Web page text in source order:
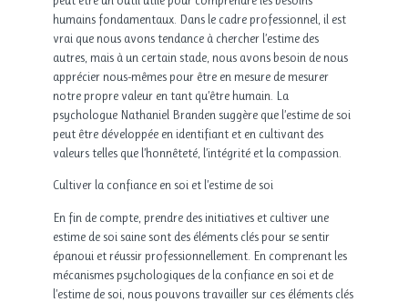
humains fondamentaux. Dans le cadre professionnel, il est
vrai que nous avons tendance à chercher l’estime des
autres, mais à un certain stade, nous avons besoin de nous
apprécier nous-mêmes pour être en mesure de mesurer
notre propre valeur en tant qu’être humain. La
psychologue Nathaniel Branden suggère que l’estime de soi
peut être développée en identifiant et en cultivant des
valeurs telles que l’honnêteté, l’intégrité et la compassion.
Cultiver la confiance en soi et l’estime de soi
En fin de compte, prendre des initiatives et cultiver une
estime de soi saine sont des éléments clés pour se sentir
épanoui et réussir professionnellement. En comprenant les
mécanismes psychologiques de la confiance en soi et de
l’estime de soi, nous pouvons travailler sur ces éléments clés